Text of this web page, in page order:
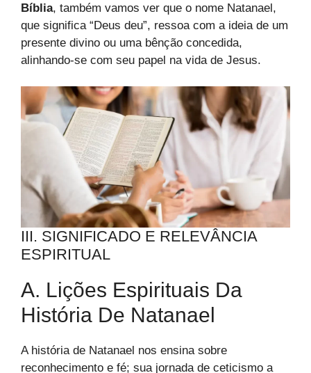
Bíblia, também vamos ver que o nome Natanael,
que significa “Deus deu”, ressoa com a ideia de um
presente divino ou uma bênção concedida,
alinhando-se com seu papel na vida de Jesus.
III. SIGNIFICADO E RELEVÂNCIA
ESPIRITUAL
A. Lições Espirituais Da
História De Natanael
A história de Natanael nos ensina sobre
reconhecimento e fé; sua jornada de ceticismo a